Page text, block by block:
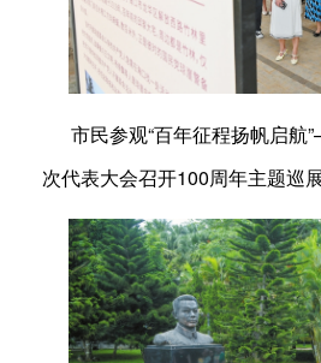
市民参观“百年征程扬帆启
次代表大会召开100周年主题巡